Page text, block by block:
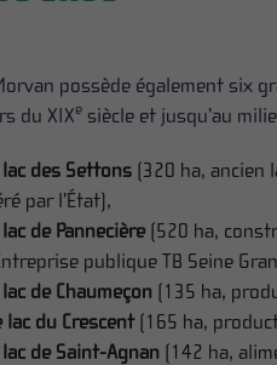
possède également six
du XIXe siècle et jusqu’au
lac des Settons (320 ha, ancien
par l’État),
de Pannecière(520 ha,
publique TB Seine
de Chaumeçon (135 ha,
lac du Crescent(165 ha,
de Saint-Agnan (142 ha,